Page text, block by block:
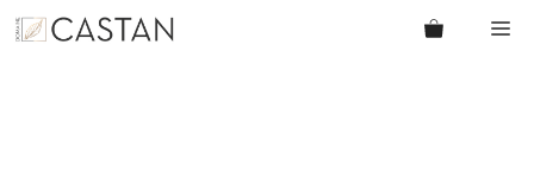
Aller
au